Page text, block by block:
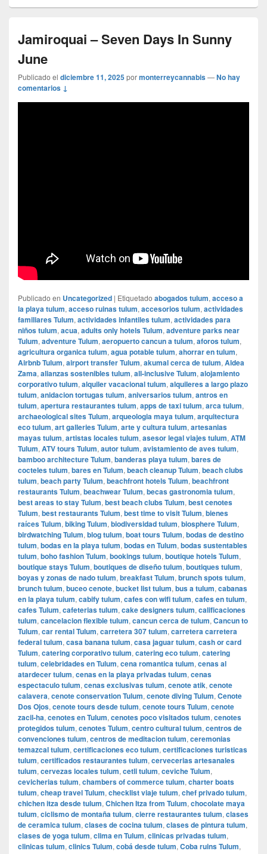
Jamiroquai – Seven Days In Sunny
June
Publicado el diciembre 11, 2025pormonterreycannabis—No hay
comentarios ↓
Publicado en Uncategorized | Etiquetado abogados tulum, acceso a
la playa tulum, acceso ruinas tulum, accesorios tulum, actividades
familiares Tulum, actividades infantiles tulum, actividades para
niños tulum, acua, adults only hotels Tulum, adventure parks near
Tulum, adventure Tulum, aeropuerto cancun a tulum, aforos tulum,
agricultura organica tulum, agua potable tulum, ahorrar en tulum,
Airbnb Tulum, airport transfer Tulum, akumal cerca de tulum, Aldea
Zama, alianzas sostenibles tulum, all-inclusive Tulum, alojamiento
corporativo tulum, alquiler vacacional tulum, alquileres a largo plazo
tulum, anidacion tortugas tulum, aniversarios tulum, antros en
tulum, apertura restaurantes tulum, apps de taxi tulum, arca tulum,
archaeological sites Tulum, arqueologia maya tulum, arquitectura
eco tulum, art galleries Tulum, arte y cultura tulum, artesanias
mayas tulum, artistas locales tulum, asesor legal viajes tulum, ATM
Tulum, ATV tours Tulum, autor tulum, avistamiento de aves tulum,
bamboo architecture Tulum, banderas playa tulum, bares de
cocteles tulum, bares en Tulum, beach cleanup Tulum, beach clubs
tulum, beach party Tulum, beachfront hotels Tulum, beachfront
restaurants Tulum, beachwear Tulum, becas gastronomia tulum,
best areas to stay Tulum, best beach clubs Tulum, best cenotes
Tulum, best restaurants Tulum, best time to visit Tulum, bienes
raíces Tulum, biking Tulum, biodiversidad tulum, biosphere Tulum,
birdwatching Tulum, blog tulum, boat tours Tulum, bodas de destino
tulum, bodas en la playa tulum, bodas en Tulum, bodas sustentables
tulum, boho fashion Tulum, bookings tulum, boutique hotels Tulum,
boutique stays Tulum, boutiques de diseño tulum, boutiques tulum,
boyas y zonas de nado tulum, breakfast Tulum, brunch spots tulum,
brunch tulum, buceo cenote, bucket list tulum, bus a tulum, cabanas
en la playa tulum, cabify tulum, cafes con wifi tulum, cafes en tulum,
cafes Tulum, cafeterias tulum, cake designers tulum, calificaciones
tulum, cancelacion flexible tulum, cancun cerca de tulum, Cancun to
Tulum, car rental Tulum, carretera 307 tulum, carretera carretera
federal tulum, casa banana tulum, casa jaguar tulum, cash or card
Tulum, catering corporativo tulum, catering eco tulum, catering
tulum, celebridades en Tulum, cena romantica tulum, cenas al
atardecer tulum, cenas en la playa privadas tulum, cenas
espectaculo tulum, cenas exclusivas tulum, cenote atik, cenote
calavera, cenote conservation Tulum, cenote diving Tulum, Cenote
Dos Ojos, cenote tours desde tulum, cenote tours Tulum, cenote
zacil-ha, cenotes en Tulum, cenotes poco visitados tulum, cenotes
protegidos tulum, cenotes Tulum, centro cultural tulum, centros de
convenciones tulum, centros de meditacion tulum, ceremonias
temazcal tulum, certificaciones eco tulum, certificaciones turisticas
tulum, certificados restaurantes tulum, cervecerias artesanales
tulum, cervezas locales tulum, cetli tulum, ceviche Tulum,
cevicherias tulum, chambers of commerce tulum, charter boats
tulum, cheap travel Tulum, checklist viaje tulum, chef privado tulum,
chichen itza desde tulum, Chichen Itza from Tulum, chocolate maya
tulum, ciclismo de montaña tulum, cierre restaurantes tulum, clases
de ceramica tulum, clases de cocina tulum, clases de pintura tulum,
clases de yoga tulum, clima en Tulum, clinicas privadas tulum,
clinicas tulum, clinics Tulum, cobá desde tulum, Coba ruins Tulum,